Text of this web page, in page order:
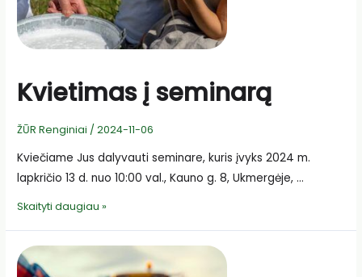
Kvietimas į seminarą
ŽŪR Renginiai /2024-11-06
Kviečiame Jus dalyvauti seminare, kuris įvyks 2024 m.
lapkričio 13 d. nuo 10:00 val., Kauno g. 8, Ukmergėje, …
Kvietimas
seminarą
Skaityti daugiau »